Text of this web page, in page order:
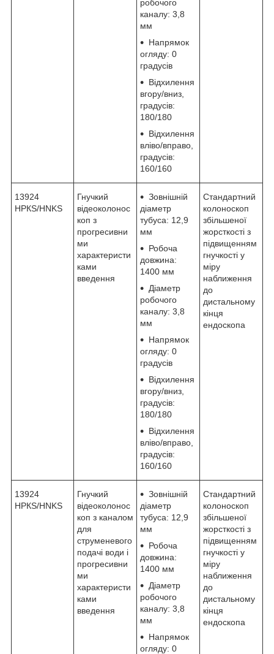
робочого
каналу: 3,8
мм
Напрямок
огляду: 0
градусів
Відхилення
вгору/вниз,
градусів:
180/180
Відхилення
вліво/вправо,
градусів:
160/160
13924
НРКЅ/HNKS
Гнучкий
відеоколонос
коп з
прогресивни
ми
характеристи
ками
введення
Зовнішній
діаметр
тубуса: 12,9
мм
Робоча
довжина:
1400 мм
Діаметр
робочого
каналу: 3,8
мм
Напрямок
огляду: 0
градусів
Відхилення
вгору/вниз,
градусів:
180/180
Відхилення
вліво/вправо,
градусів:
160/160
Стандартний
колоноскоп
збільшеної
жорсткості з
підвищенням
гнучкості у
міру
наближення
до
дистальному
кінця
ендоскопа
13924
НРКЅ/HNKS
Гнучкий
відеоколонос
коп з каналом
для
струменевого
подачі води і
прогресивни
ми
характеристи
ками
введення
Зовнішній
діаметр
тубуса: 12,9
мм
Робоча
довжина:
1400 мм
Діаметр
робочого
каналу: 3,8
мм
Напрямок
огляду: 0
Стандартний
колоноскоп
збільшеної
жорсткості з
підвищенням
гнучкості у
міру
наближення
до
дистальному
кінця
ендоскопа